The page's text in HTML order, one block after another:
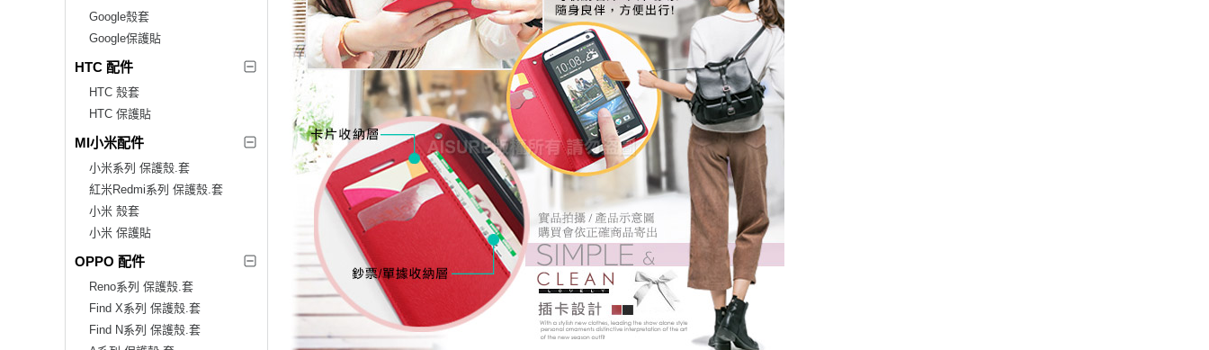
Google殼套
Google保護貼
HTC 配件
HTC 殼套
HTC 保護貼
MI小米配件
小米系列 保護殼.套
紅米Redmi系列 保護殼.套
小米 殼套
小米 保護貼
OPPO 配件
Reno系列 保護殼.套
Find X系列 保護殼.套
Find N系列 保護殼.套